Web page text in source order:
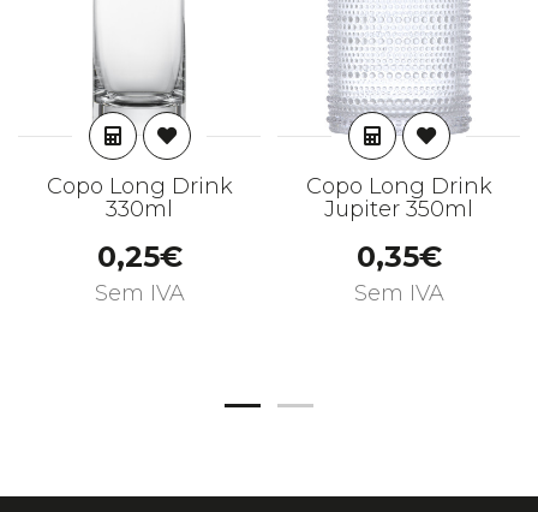
ADICIONAR
Copo Long Drink
330ml
0,25€
Sem IVA
ADICIONAR
Copo Long Drink
Jupiter 350ml
0,35€
Sem IVA